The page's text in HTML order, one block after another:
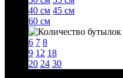
40 см 45 см
60 см
6 7 8
9 12 18
20 24 30